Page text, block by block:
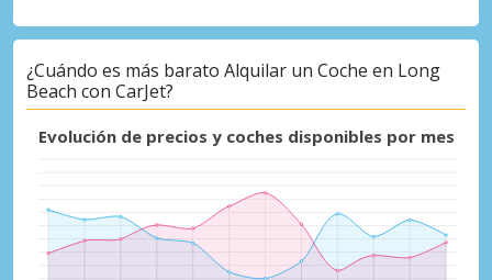
Descuentos especiales
Accede a ofertas exclusivas de nuestros
proveedores.
¿Cuándo es más barato Alquilar un Coche en Long
Beach con CarJet?
Evolución de precios y coches disponibles por mes